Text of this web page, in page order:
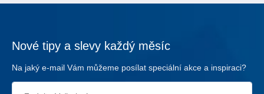
Nové tipy a slevy každý měsíc
Na jaký e-mail Vám můžeme posílat speciální akce a inspiraci?